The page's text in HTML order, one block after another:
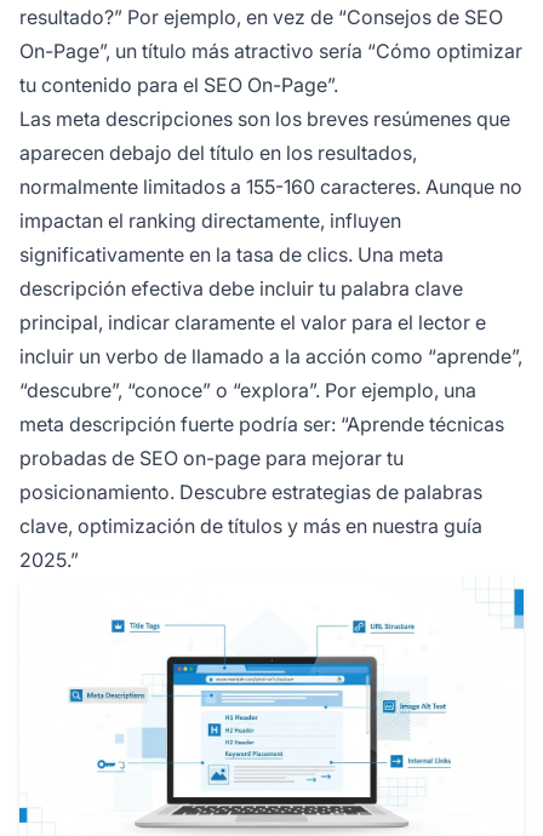
resultado?” Por ejemplo, en vez de “Consejos de SEO
On-Page”, un título más atractivo sería “Cómo optimizar
tu contenido para el SEO On-Page”.
Las meta descripciones son los breves resúmenes que
aparecen debajo del título en los resultados,
normalmente limitados a 155-160 caracteres. Aunque no
impactan el ranking directamente, influyen
significativamente en la tasa de clics. Una meta
descripción efectiva debe incluir tu palabra clave
principal, indicar claramente el valor para el lector e
incluir un verbo de llamado a la acción como “aprende”,
“descubre”, “conoce” o “explora”. Por ejemplo, una
meta descripción fuerte podría ser: “Aprende técnicas
probadas de SEO on-page para mejorar tu
posicionamiento. Descubre estrategias de palabras
clave, optimización de títulos y más en nuestra guía
2025.”